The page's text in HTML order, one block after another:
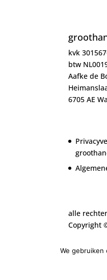
kvk
btw
Aafke de
6705 AE
alle
Copyright
We